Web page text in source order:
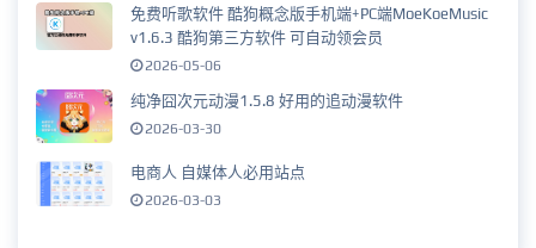
免费听歌软件 酷狗概念版手机端+PC端MoeKoeMusic
v1.6.3 酷狗第三方软件 可自动领会员
2026-05-06
纯净囧次元动漫1.5.8 好用的追动漫软件
2026-03-30
电商人 自媒体人必用站点
2026-03-03